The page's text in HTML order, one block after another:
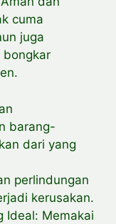
cuma
juga
bongkar
barang-
dari yang
perlindungan
kerusakan.
Ideal: Memakai